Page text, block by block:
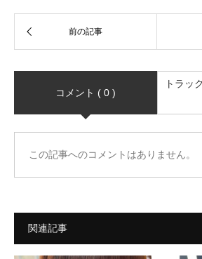
コメント ( 0 )
トラッ
この記事へのコメントはありません。
関連記事